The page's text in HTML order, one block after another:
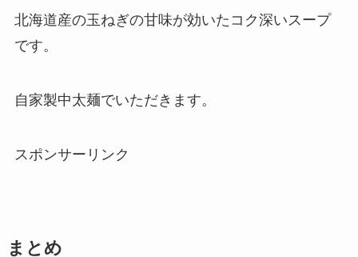
北海道産の玉ねぎの甘味が効いたコク深いスープ
です。
自家製中太麺でいただきます。
スポンサーリンク
まとめ